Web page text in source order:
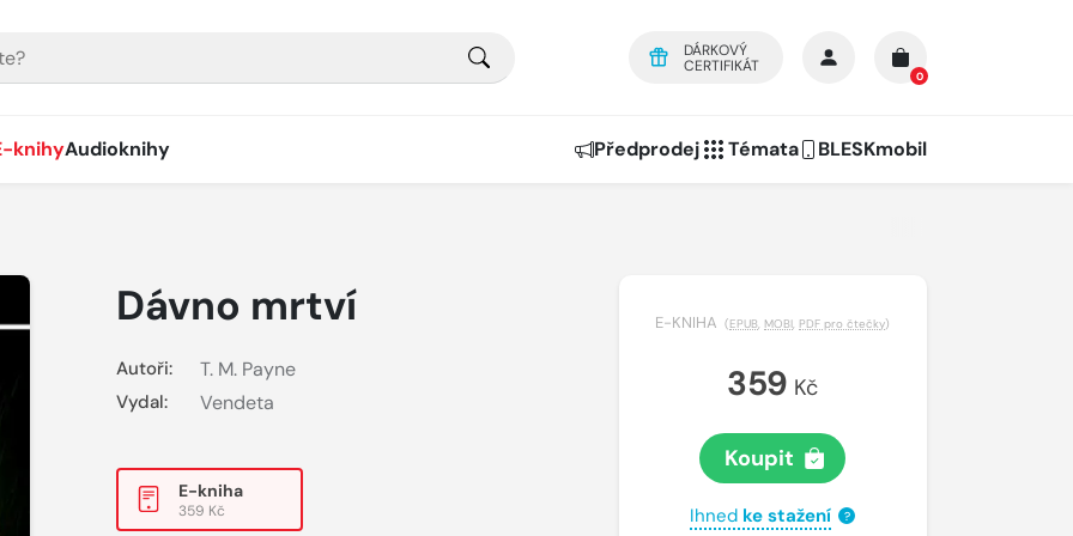
DÁRKOVÝ
CERTIFIKÁT
0
knihyAudioknihy Předprodej Témata BLESKmobil
Dávno mrtví
Autoři: T. M. Payne
Vydal: Vendeta
E-kniha
359 Kč
E-KNIHA (EPUB, MOBI, PDF pro čtečky)
359 Kč
Koupit
Ihned ke stažení ?